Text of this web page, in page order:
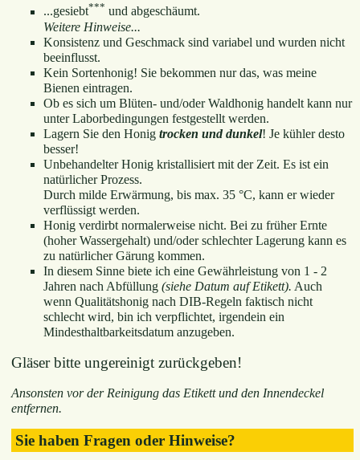
...gesiebt*** und abgeschäumt.
Weitere Hinweise...
Konsistenz und Geschmack sind variabel und wurden nicht
beeinflusst.
Kein Sortenhonig! Sie bekommen nur das, was meine
Bienen eintragen.
Ob es sich um Blüten- und/oder Waldhonig handelt kann nur
unter Laborbedingungen festgestellt werden.
Lagern Sie den Honigtrocken und dunkel! Je kühler desto
besser!
Unbehandelter Honig kristallisiert mit der Zeit. Es ist ein
natürlicher Prozess.
Durch milde Erwärmung, bis max. 35 °C, kann er wieder
verflüssigt werden.
Honig verdirbt normalerweise nicht. Bei zu früher Ernte
(hoher Wassergehalt) und/oder schlechter Lagerung kann es
zu natürlicher Gärung kommen.
In diesem Sinne biete ich eine Gewährleistung von 1 - 2
Jahren nach Abfüllung(siehe Datum auf Etikett). Auch
wenn Qualitätshonig nach DIB-Regeln faktisch nicht
schlecht wird, bin ich verpflichtet, irgendein ein
Mindesthaltbarkeitsdatum anzugeben.
Gläser bitte ungereinigt zurückgeben!
Ansonsten vor der Reinigung das Etikett und den Innendeckel
entfernen.
Sie haben Fragen oder Hinweise?